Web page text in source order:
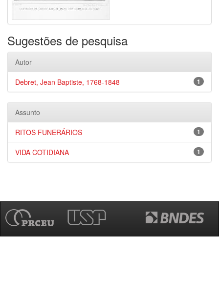
Sugestões de pesquisa
Autor
1
Debret, Jean Baptiste, 1768-1848
Assunto
1
RITOS FUNERÁRIOS
1
VIDA COTIDIANA